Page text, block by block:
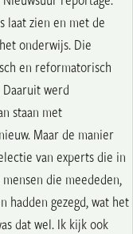
laat zien en met de
onderwijs. Die
en reformatorisch
werd
staan met
Maar de manier
van experts die in
die meededen,
hadden gezegd, wat het
dat wel. Ik kijk ook